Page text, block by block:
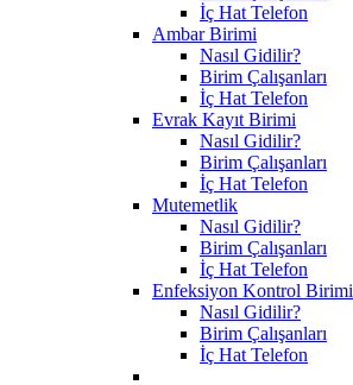
İç Hat Telefon
Ambar Birimi
Nasıl Gidilir?
Birim Çalışanları
İç Hat Telefon
Evrak Kayıt Birimi
Nasıl Gidilir?
Birim Çalışanları
İç Hat Telefon
Mutemetlik
Nasıl Gidilir?
Birim Çalışanları
İç Hat Telefon
Enfeksiyon Kontrol Birimi
Nasıl Gidilir?
Birim Çalışanları
İç Hat Telefon